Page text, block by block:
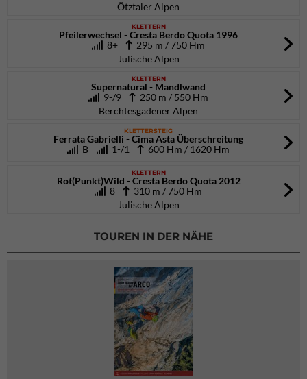
Ötztaler Alpen
KLETTERN
Pfeilerwechsel - Cresta Berdo Quota 1996
8+
295 m / 750 Hm
Julische Alpen
KLETTERN
Supernatural - Mandlwand
9-/9
250 m / 550 Hm
Berchtesgadener Alpen
KLETTERSTEIG
Ferrata Gabrielli - Cima Asta Überschreitung
B
1-/1 600 Hm / 1620 Hm
KLETTERN
Rot(Punkt)Wild - Cresta Berdo Quota 2012
8
310 m / 750 Hm
Julische Alpen
TOUREN IN DER NÄHE